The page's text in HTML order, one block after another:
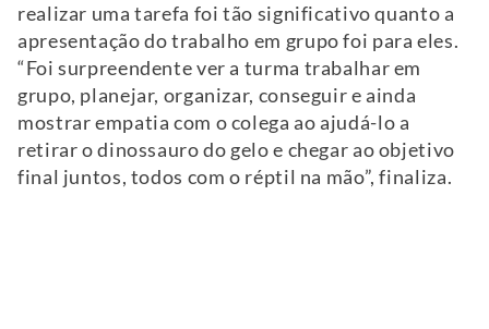
realizar uma tarefa foi tão significativo quanto a
apresentação do trabalho em grupo foi para eles.
“Foi surpreendente ver a turma trabalhar em
grupo, planejar, organizar, conseguir e ainda
mostrar empatia com o colega ao ajudá-lo a
retirar o dinossauro do gelo e chegar ao objetivo
final juntos, todos com o réptil na mão”, finaliza.